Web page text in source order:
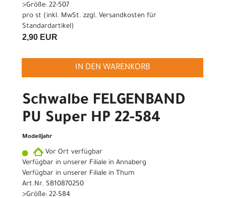
>Größe: 22-507
pro st (inkl. MwSt. zzgl. Versandkosten für
Standardartikel)
2,90 EUR
IN DEN WARENKORB
Schwalbe FELGENBAND
PU Super HP 22-584
Modelljahr
Vor Ort verfügbar
Verfügbar in unserer Filiale in Annaberg
Verfügbar in unserer Filiale in Thum
Art.Nr. SB10870250
>Größe: 22-584